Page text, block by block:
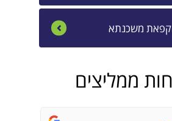
משכנתא
ממליצים